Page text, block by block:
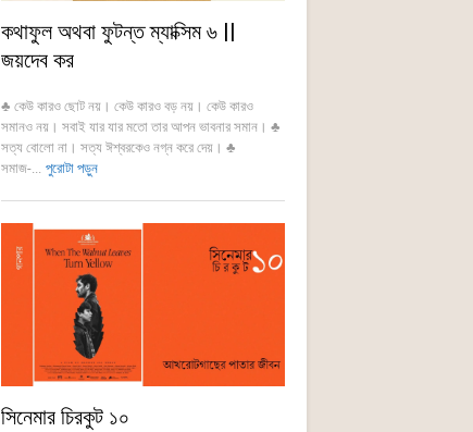
কথাফুল অথবা ফুটন্ত ম্যাক্সিম ৬ ||
জয়দেব কর
♣ কেউ কারও ছোট নয়। কেউ কারও বড় নয়। কেউ কারও
সমানও নয়। সবাই যার যার মতো তার আপন ভাবনার সমান। ♣
সত্য বোলো না। সত্য ঈশ্বরকেও নগ্ন করে দেয়। ♣
সমাজ-... পুরোটা পড়ুন
সিনেমার চিরকুট ১০